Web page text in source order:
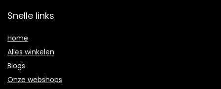
Snelle links
Home
Alles winkelen
Blogs
Onze webshops